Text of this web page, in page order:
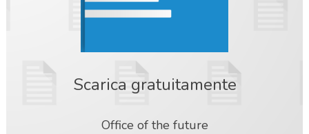
Scarica gratuitamente
Office of the future